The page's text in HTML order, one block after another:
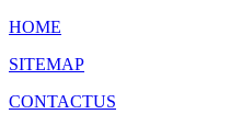
HOME
SITEMAP
CONTACTUS